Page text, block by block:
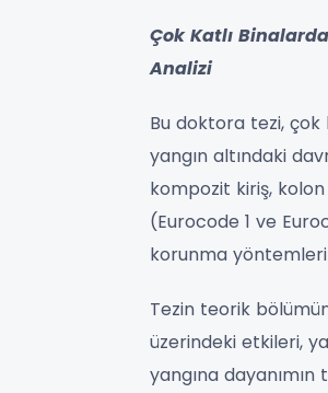
Çok Katlı
Analizi
Bu doktora tezi,
yangın altındaki
kompozit kiriş,
(Eurocode 1 ve
korunma
Tezin teorik
üzerindeki etkileri,
yangına dayanımın